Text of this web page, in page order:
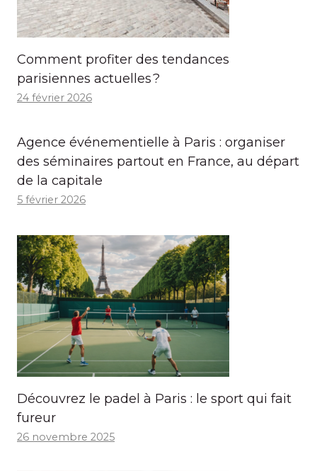
Comment profiter des tendances
parisiennes actuelles ?
24 février 2026
Agence événementielle à Paris : organiser
des séminaires partout en France, au départ
de la capitale
5 février 2026
Découvrez le padel à Paris : le sport qui fait
fureur
26 novembre 2025